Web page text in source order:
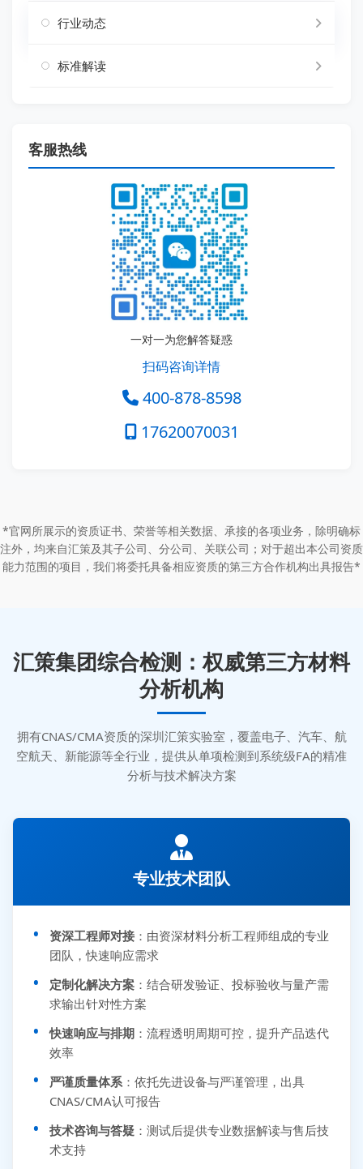
行业动态
标准解读
客服热线
一对一为您解答疑惑
扫码咨询详情
400-878-8598
17620070031
*官网所展示的资质证书、荣誉等相关数据、承接的各项业务，除明确标
注外，均来自汇策及其子公司、分公司、关联公司；对于超出本公司资质
能力范围的项目，我们将委托具备相应资质的第三方合作机构出具报告*
汇策集团综合检测：权威第三方材料
分析机构
拥有CNAS/CMA资质的深圳汇策实验室，覆盖电子、汽车、航
空航天、新能源等全行业，提供从单项检测到系统级FA的精准
分析与技术解决方案
专业技术团队
资深工程师对接 ：由资深材料分析工程师组成的专业
团队，快速响应需求
定制化解决方案 ：结合研发验证、投标验收与量产需
求输出针对性方案
快速响应与排期 ：流程透明周期可控，提升产品迭代
效率
严谨质量体系 ：依托先进设备与严谨管理，出具
CNAS/CMA认可报告
技术咨询与答疑 ：测试后提供专业数据解读与售后技
术支持